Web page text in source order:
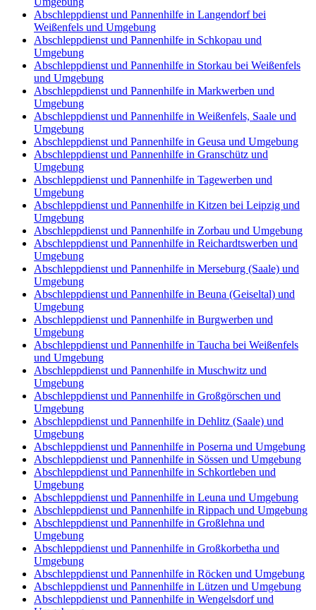
Abschleppdienst und Pannenhilfe in Langendorf bei
Weißenfels und Umgebung
Abschleppdienst und Pannenhilfe in Schkopau und
Umgebung
Abschleppdienst und Pannenhilfe in Storkau bei Weißenfels
und Umgebung
Abschleppdienst und Pannenhilfe in Markwerben und
Umgebung
Abschleppdienst und Pannenhilfe in Weißenfels, Saale und
Umgebung
Abschleppdienst und Pannenhilfe in Geusa und Umgebung
Abschleppdienst und Pannenhilfe in Granschütz und
Umgebung
Abschleppdienst und Pannenhilfe in Tagewerben und
Umgebung
Abschleppdienst und Pannenhilfe in Kitzen bei Leipzig und
Umgebung
Abschleppdienst und Pannenhilfe in Zorbau und Umgebung
Abschleppdienst und Pannenhilfe in Reichardtswerben und
Umgebung
Abschleppdienst und Pannenhilfe in Merseburg (Saale) und
Umgebung
Abschleppdienst und Pannenhilfe in Beuna (Geiseltal) und
Umgebung
Abschleppdienst und Pannenhilfe in Burgwerben und
Umgebung
Abschleppdienst und Pannenhilfe in Taucha bei Weißenfels
und Umgebung
Abschleppdienst und Pannenhilfe in Muschwitz und
Umgebung
Abschleppdienst und Pannenhilfe in Großgörschen und
Umgebung
Abschleppdienst und Pannenhilfe in Dehlitz (Saale) und
Umgebung
Abschleppdienst und Pannenhilfe in Poserna und Umgebung
Abschleppdienst und Pannenhilfe in Sössen und Umgebung
Abschleppdienst und Pannenhilfe in Schkortleben und
Umgebung
Abschleppdienst und Pannenhilfe in Leuna und Umgebung
Abschleppdienst und Pannenhilfe in Rippach und Umgebung
Abschleppdienst und Pannenhilfe in Großlehna und
Umgebung
Abschleppdienst und Pannenhilfe in Großkorbetha und
Umgebung
Abschleppdienst und Pannenhilfe in Röcken und Umgebung
Abschleppdienst und Pannenhilfe in Lützen und Umgebung
Abschleppdienst und Pannenhilfe in Wengelsdorf und